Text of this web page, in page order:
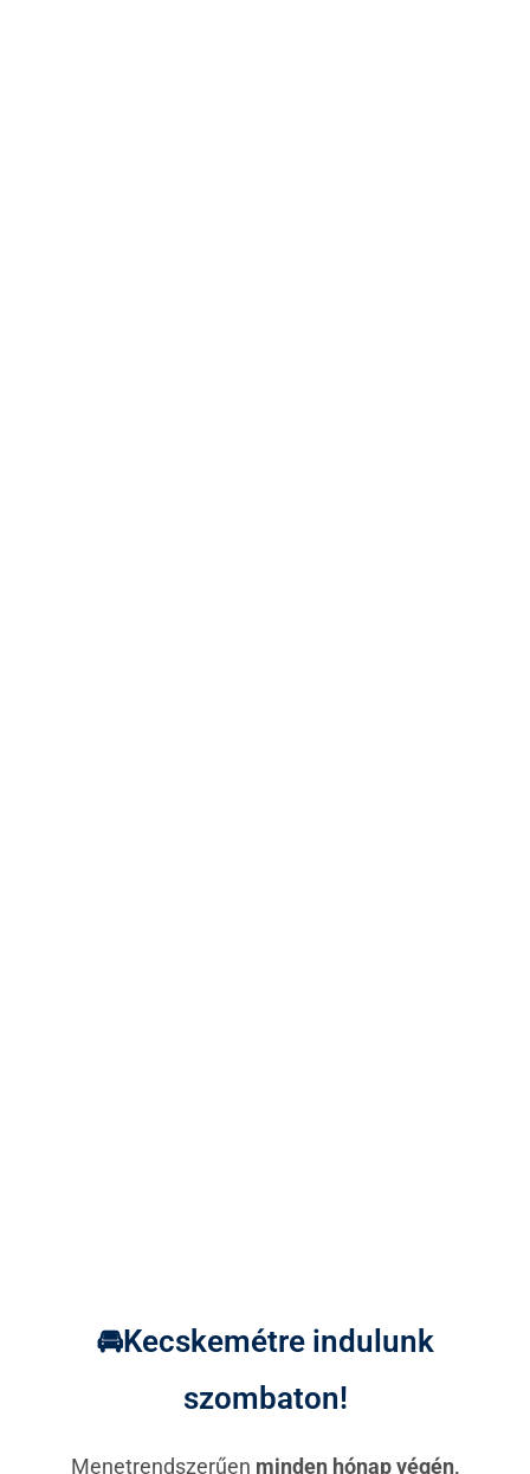
🚘Kecskemétre indulunk
szombaton!
Menetrendszerűen minden hónap végén,